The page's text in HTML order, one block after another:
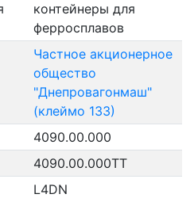
контейнеры для
ферросплавов
Частное акционерное
общество
"Днепровагонмаш"
(клеймо 133)
4090.00.000
4090.00.000ТТ
L4DN